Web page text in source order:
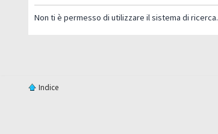
Non ti è permesso di utilizzare il sistema di ricerca.
Indice